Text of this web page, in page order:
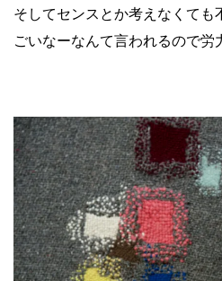
そしてセンスとか考えなくても
ごいなーなんて言われるので労